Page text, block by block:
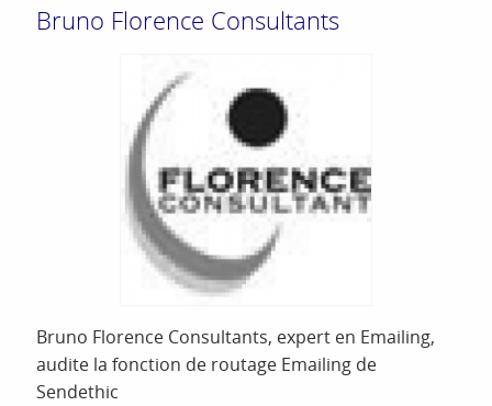
Bruno Florence Consultants
Bruno Florence Consultants, expert en Emailing,
audite la fonction de routage Emailing de
Sendethic